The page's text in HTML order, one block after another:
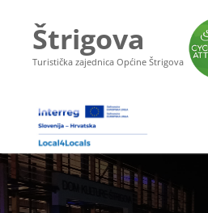
Štrigova
Turistička zajednica Općine Štrigova